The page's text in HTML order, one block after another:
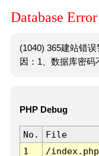
Database Error
(1040) 365建站错
因：1、数据库密码
PHP Debug
No. File
1
/index.php